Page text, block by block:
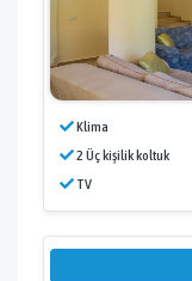
Klima
2 Üç kişilik koltuk
TV